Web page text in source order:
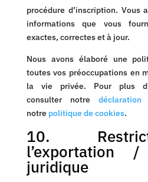
procédure d’inscription. Vous
informations que vous
exactes, correctes et à jour.
Nous avons élaboré une
toutes vos préoccupations en
la vie privée. Pour plus
consulter notre
notre politique de cookies.
10.
l’exportation
juridique